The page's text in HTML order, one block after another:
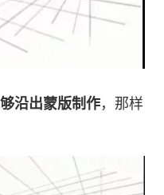
沿出蒙版制作，那样